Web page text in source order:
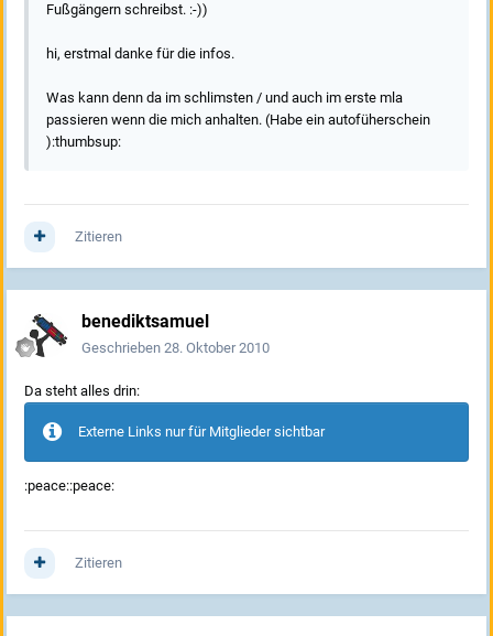
Fußgängern schreibst. :-))
hi, erstmal danke für die infos.
Was kann denn da im schlimsten / und auch im erste mla
passieren wenn die mich anhalten. (Habe ein autofüherschein
):thumbsup:
Zitieren
benediktsamuel
Geschrieben 28. Oktober 2010
Da steht alles drin:
Externe Links nur für Mitglieder sichtbar
:peace::peace:
Zitieren